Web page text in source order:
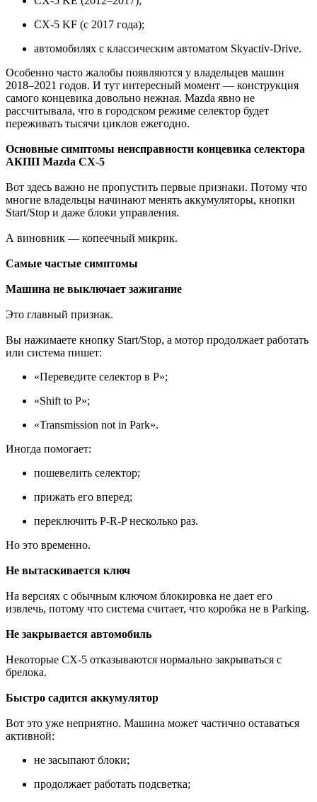
CX-5 KF (с 2017 года);
автомобилях с классическим автоматом Skyactiv-Drive.
Особенно часто жалобы появляются у владельцев машин
2018–2021 годов. И тут интересный момент — конструкция
самого концевика довольно нежная. Mazda явно не
рассчитывала, что в городском режиме селектор будет
переживать тысячи циклов ежегодно.
Основные симптомы неисправности концевика селектора
АКПП Mazda CX-5
Вот здесь важно не пропустить первые признаки. Потому что
многие владельцы начинают менять аккумуляторы, кнопки
Start/Stop и даже блоки управления.
А виновник — копеечный микрик.
Самые частые симптомы
Машина не выключает зажигание
Это главный признак.
Вы нажимаете кнопку Start/Stop, а мотор продолжает работать
или система пишет:
«Переведите селектор в P»;
«Shift to P»;
«Transmission not in Park».
Иногда помогает:
пошевелить селектор;
прижать его вперед;
переключить P-R-P несколько раз.
Но это временно.
Не вытаскивается ключ
На версиях с обычным ключом блокировка не дает его
извлечь, потому что система считает, что коробка не в Parking.
Не закрывается автомобиль
Некоторые CX-5 отказываются нормально закрываться с
брелока.
Быстро садится аккумулятор
Вот это уже неприятно. Машина может частично оставаться
активной:
не засыпают блоки;
продолжает работать подсветка;